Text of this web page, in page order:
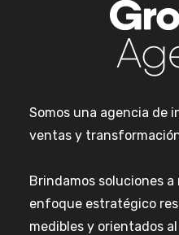
Somos una agencia de
ventas y
Brindamos soluciones
enfoque estratégico
medibles y orientados al